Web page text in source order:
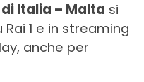
Italia – Malta si
1 e in streaming
anche per